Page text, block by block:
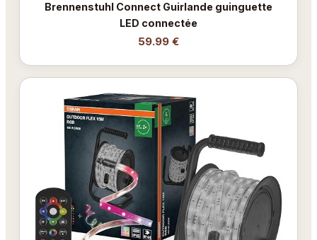
Brennenstuhl Connect Guirlande guinguette
LED connectée
59.99 €